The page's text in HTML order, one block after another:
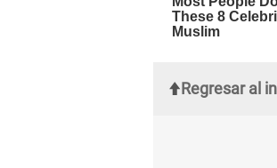
Regresar al